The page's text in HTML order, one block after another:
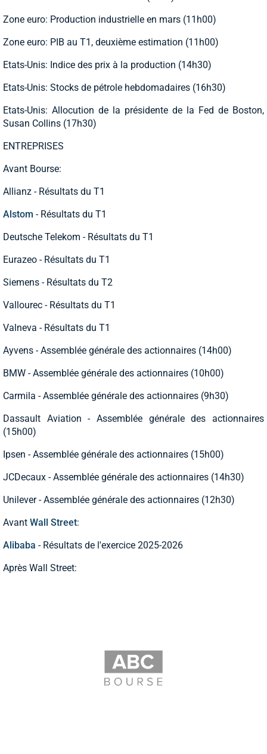
Zone euro: Production industrielle en mars (11h00)
Zone euro: PIB au T1, deuxième estimation (11h00)
Etats-Unis: Indice des prix à la production (14h30)
Etats-Unis: Stocks de pétrole hebdomadaires (16h30)
Etats-Unis: Allocution de la présidente de la Fed de Boston,
Susan Collins (17h30)
ENTREPRISES
Avant Bourse:
Allianz - Résultats du T1
Alstom - Résultats du T1
Deutsche Telekom - Résultats du T1
Eurazeo - Résultats du T1
Siemens - Résultats du T2
Vallourec - Résultats du T1
Valneva - Résultats du T1
Ayvens - Assemblée générale des actionnaires (14h00)
BMW - Assemblée générale des actionnaires (10h00)
Carmila - Assemblée générale des actionnaires (9h30)
Dassault Aviation - Assemblée générale des actionnaires
(15h00)
Ipsen - Assemblée générale des actionnaires (15h00)
JCDecaux - Assemblée générale des actionnaires (14h30)
Unilever - Assemblée générale des actionnaires (12h30)
Avant Wall Street:
Alibaba - Résultats de l'exercice 2025-2026
Après Wall Street: